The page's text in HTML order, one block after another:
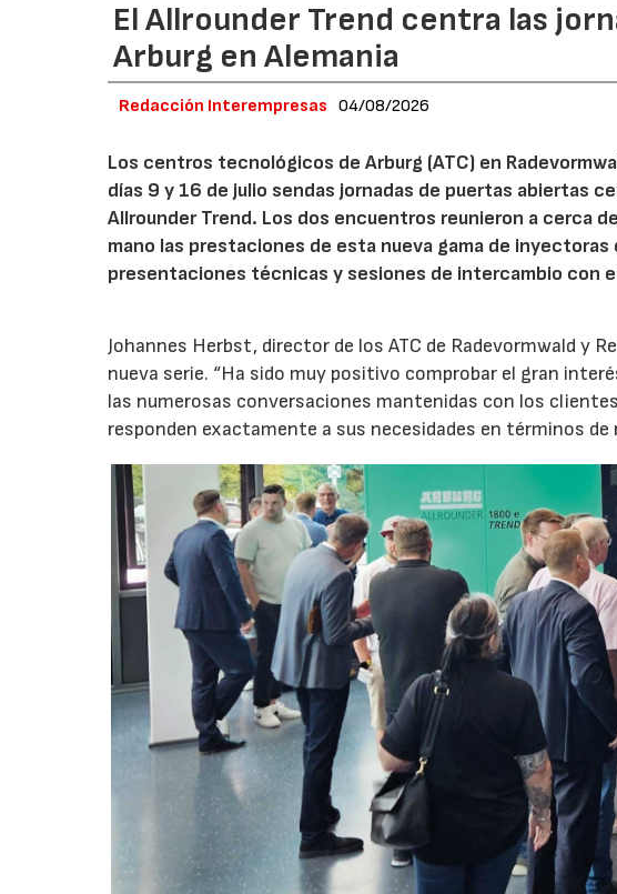
El Allrounder Trend centra las
Arburg en Alemania
Redacción Interempresas 04/08/2026
Los centros tecnológicos de Arburg (ATC) en
días 9 y 16 de julio sendas jornadas de puertas abiertas
Allrounder Trend. Los dos encuentros reunieron a cerca
mano las prestaciones de esta nueva gama de
presentaciones técnicas y sesiones de intercambio con
Johannes Herbst, director de los ATC de Radevormwald y
nueva serie. “Ha sido muy positivo comprobar el gran
las numerosas conversaciones mantenidas con los
responden exactamente a sus necesidades en términos de